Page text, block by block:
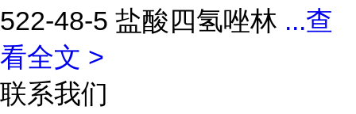
522-48-5 盐酸四氢唑林 ...查
看全文 >
联系我们